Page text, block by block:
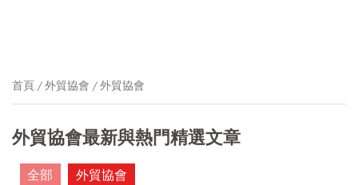
首頁 外貿協會 外貿協會
外貿協會最新與熱門精選文章
全部 外貿協會